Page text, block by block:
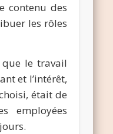
contenu des
les rôles
le travail
et l’intérêt,
était de
employées